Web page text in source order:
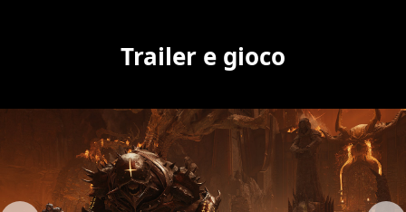
Trailer e gioco